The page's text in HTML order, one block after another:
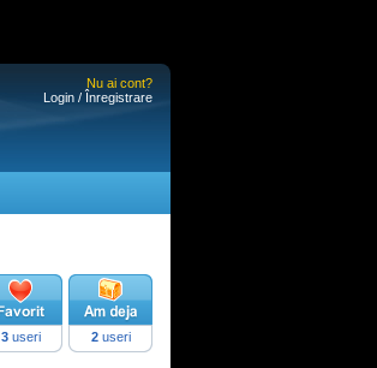
Nu ai cont?
Login / Înregistrare
3useri 2useri